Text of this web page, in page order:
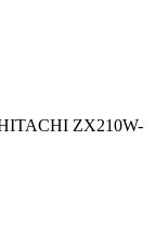
HITACHI ZX210W-